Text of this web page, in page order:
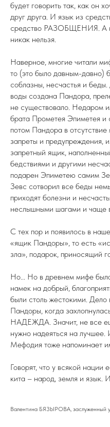
будет говорить так, как он
друг друга. И язык из
средство РАЗОБЩЕНИЯ. А
никак нельзя.
Наверное, многие читали
то (это было давным-давно)
соблазны, несчастья и
воды создана Пандора,
не существовало. Недаром
брата Прометея Эпиметея и
потом Пандора в
запреты и предупреждения,
запретный ящик,
бедствиями и другими
подарен Эпиметею самим
Зевс сотворил все беды
приходят болезни и
неслышными шагами и чаще
С тех пор и появилось в
«ящик Пандоры», то есть
зла», подарок, приносящий
Но... Но в древнем мифе
намек на добрый,
были столь жестокими. Дело
Пандоры, когда
НАДЕЖДА. Значит, не все
нужно надеяться на
Мефодия тоже напоминает
Говорят, что у всякой нации
кита – народ, земля и язык.
Валентина БЯЗЫРОВА, заслуженный